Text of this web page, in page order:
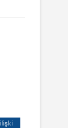
ilişki